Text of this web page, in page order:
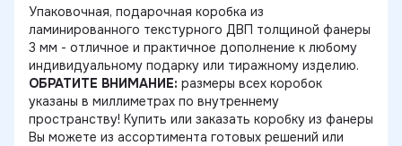
Упаковочная, подарочная коробка из
ламинированного текстурного ДВП толщиной фанеры
3 мм - отличное и практичное дополнение к любому
индивидуальному подарку или тиражному изделию.
ОБРАТИТЕ ВНИМАНИЕ: размеры всех коробок
указаны в миллиметрах по внутреннему
пространству! Купить или заказать коробку из фанеры
Вы можете из ассортимента готовых решений или